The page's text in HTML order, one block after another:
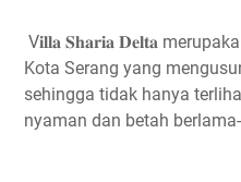
V𝐢𝐥𝐥𝐚 𝐒𝐡𝐚𝐫𝐢𝐚 𝐃𝐞𝐥𝐭𝐚
Kota Serang yang
sehingga tidak hanya
nyaman dan betah